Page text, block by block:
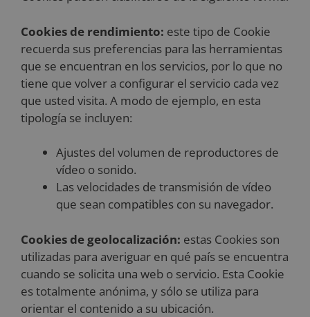
Cookies de rendimiento: este tipo de Cookie
recuerda sus preferencias para las herramientas
que se encuentran en los servicios, por lo que no
tiene que volver a configurar el servicio cada vez
que usted visita. A modo de ejemplo, en esta
tipología se incluyen:
Ajustes del volumen de reproductores de
vídeo o sonido.
Las velocidades de transmisión de vídeo
que sean compatibles con su navegador.
Cookies de geolocalización: estas Cookies son
utilizadas para averiguar en qué país se encuentra
cuando se solicita una web o servicio. Esta Cookie
es totalmente anónima, y sólo se utiliza para
orientar el contenido a su ubicación.